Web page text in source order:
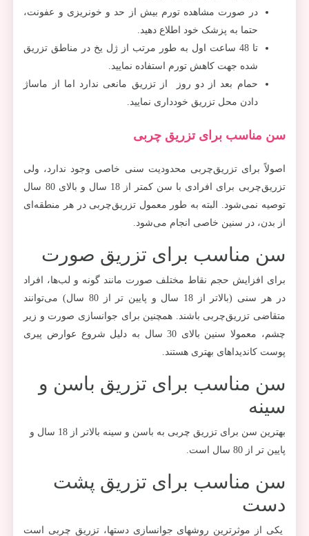
در صورت مشاهده تورم بیش از حد و خونریزی و عفونت،
حتما به پزشک خود اطلاع دهید.
تا 48 ساعت اول به طور مرتب از ژل یخ در مناطق تزریق
شده جهت کاهش تورم استفاده نمایید.
حمام بعد از دو روز از تزریق مانعی ندارد اما از ماساژ
دادن محل تزریق خودداری نمایید.
سن مناسب برای تزریق چربی
اصولاً برای تزریق‌چربی محدودیت سنی خاصی وجود ندارد، ولی
تزریق‌چربی برای افرادی با سن کمتر از 18 سال و بالای 80 سال
توصیه نمی‌شود. البته به طور معمول تزریق‌چربی در هر منطقه‌ای
از بدن، در سنین خاصی انجام می‌شود.
سن مناسب برای تزریق صورت
برای افزایش حجم نقاط مختلف صورت مانند گونه و لب‌ها، افراد
در هر سنی (بالاتر از 18 سال و پایین تر از 80 سال) می‌توانند
متقاضی تزریق‌چربی باشند. همچنین برای جوانسازی صورت و زیر
چشم، معمولا سنین بالای 30 سال به دلیل شروع عوارض پیری
پوست کاندیداهای بهتری هستند.
سن مناسب برای تزریق باسن و
سینه
بهترین سن برای تزریق چربی به باسن و سینه بالاتر از 18 سال و
پایین تر از 80 سال است.
سن مناسب برای تزریق پشت
دست
یکی از موثرترین روشهای جوانسازی دستها، تزریق چربی است